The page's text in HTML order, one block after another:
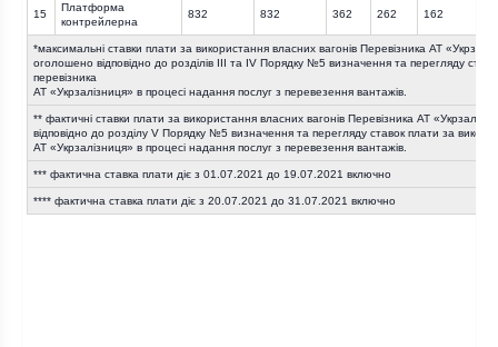
15
Платформа
контрейлерна
832 832 362 262 162
*максимальні ставки плати за використання власних вагонів Перевізника АТ
оголошено відповідно до розділів ІІІ та IV Порядку №5 визначення та перегляду
перевізника
АТ «Укрзалізниця» в процесі надання послуг з перевезення вантажів.
** фактичні ставки плати за використання власних вагонів Перевізника АТ
відповідно до розділу V Порядку №5 визначення та перегляду ставок плати за
АТ «Укрзалізниця» в процесі надання послуг з перевезення вантажів.
*** фактична ставка плати діє з 01.07.2021 до 19.07.2021 включно
**** фактична ставка плати діє з 20.07.2021 до 31.07.2021 включно